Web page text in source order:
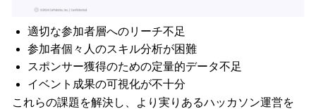
適切な参加者層へのリーチ不足
参加者個々人のスキル分析が困難
スポンサー獲得のための定量的データ不足
イベント成果の可視化が不十分
これらの課題を解決し、より実りあるハッカソン運営を